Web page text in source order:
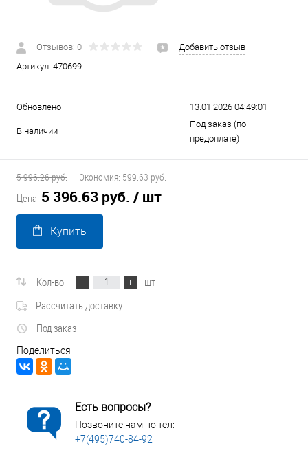
Отзывов: 0
Добавить отзыв
Артикул: 470699
Обновлено 13.01.2026 04:49:01
В наличии
Под заказ (по
предоплате)
5 996.26 руб. Экономия: 599.63 руб.
Цена: 5 396.63 руб. / шт
Купить
Кол-во:
шт
Рассчитать доставку
Под заказ
Поделиться
Есть вопросы?
Позвоните нам по тел:
+7(495)740-84-92